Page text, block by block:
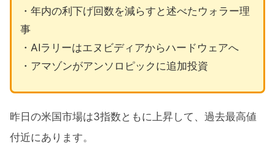
・年内の利下げ回数を減らすと述べたウォラー理
事
・AIラリーはエヌビディアからハードウェアへ
・アマゾンがアンソロピックに追加投資
昨日の米国市場は3指数ともに上昇して、過去最高値
付近にあります。